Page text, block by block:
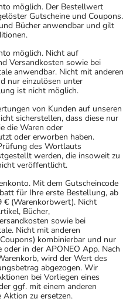
möglich. Der Bestellwert
Gutscheine und Coupons.
Bücher anwendbar und gilt
möglich. Nicht auf
Versandkosten sowie bei
anwendbar. Nicht mit anderen
nur einzulösen unter
ist nicht möglich.
von Kunden auf unseren
sicherstellen, dass diese nur
die Waren oder
oder erworben haben.
des Wortlauts
werden, die insoweit zu
veröffentlicht.
Mit dem Gutscheincode
für Ihre erste Bestellung, ab
(Warenkorbwert). Nicht
Bücher,
sowie bei
Nicht mit anderen
kombinierbar und nur
in der APONEO App. Nach
wird der Wert des
abgezogen. Wir
bei Vorliegen eines
ggf. mit einem anderen
Aktion zu ersetzen.